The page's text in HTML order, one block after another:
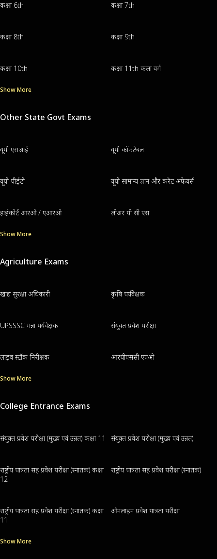
कक्षा 6th कक्षा 7th
कक्षा 8th कक्षा 9th
कक्षा 10th कक्षा 11th कला वर्ग
Show More
Other State Govt Exams
यूपी एसआई यूपी कॉन्स्टेबल
यूपी पीईटी यूपी सामान्य ज्ञान और करेंट अफेयर्स
हाईकोर्ट आरओ / एआरओ लोअर पी सी एस
Show More
Agriculture Exams
खाद्य सुरक्षा अधिकारी कृषि पर्यवेक्षक
UPSSSC गन्ना पर्यवेक्षक संयुक्त प्रवेश परीक्षा
लाइव स्टॉक निरीक्षक आरपीएससी एएओ
Show More
College Entrance Exams
संयुक्त प्रवेश परीक्षा (मुख्य एवं उन्नत) कक्षा 11 संयुक्त प्रवेश परीक्षा (मुख्य एवं उन्नत)
राष्ट्रीय पात्रता सह प्रवेश परीक्षा (स्नातक) कक्षा
12
राष्ट्रीय पात्रता सह प्रवेश परीक्षा (स्नातक)
राष्ट्रीय पात्रता सह प्रवेश परीक्षा (स्नातक) कक्षा
11
ऑनलाइन प्रवेश पात्रता परीक्षा
Show More